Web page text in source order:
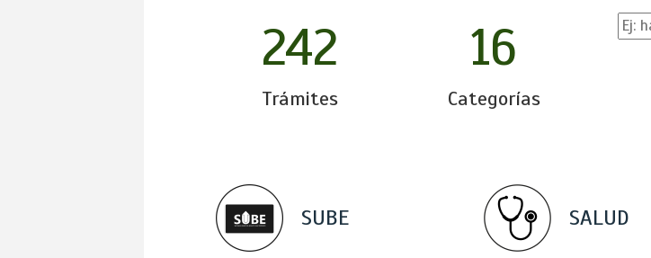
242
Trámites
16
Categorías
SUBE SALUD